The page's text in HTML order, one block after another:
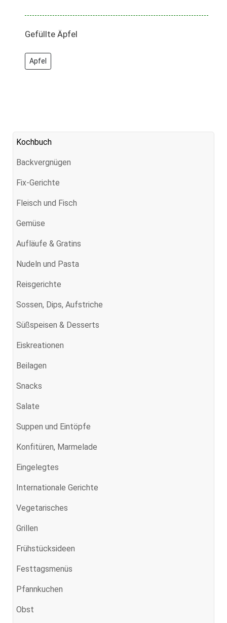
Gefüllte Äpfel
Apfel
Kochbuch
Backvergnügen
Fix-Gerichte
Fleisch und Fisch
Gemüse
Aufläufe & Gratins
Nudeln und Pasta
Reisgerichte
Sossen, Dips, Aufstriche
Süßspeisen & Desserts
Eiskreationen
Beilagen
Snacks
Salate
Suppen und Eintöpfe
Konfitüren, Marmelade
Eingelegtes
Internationale Gerichte
Vegetarisches
Grillen
Frühstücksideen
Festtagsmenüs
Pfannkuchen
Obst